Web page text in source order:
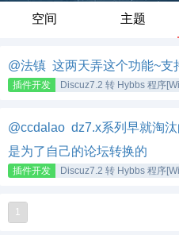
空间 主题
@法镇 这两天弄这个功能~支
插件开发 Discuz7.2 转 Hybbs 程序
@ccdalao dz7.x系列早就淘
是为了自己的论坛转换的
插件开发 Discuz7.2 转 Hybbs 程序
1